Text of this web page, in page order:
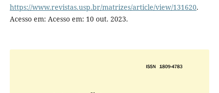
https://www.revistas.usp.br/matrizes/article/view/131620.
Acesso em: Acesso em: 10 out. 2023.